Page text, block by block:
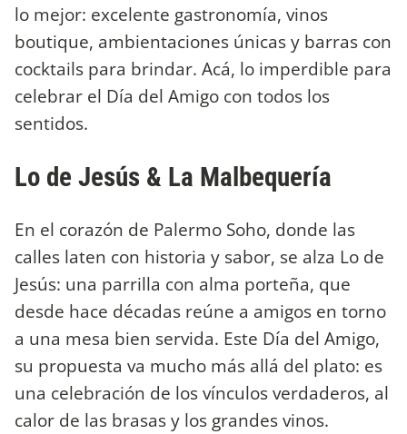
lo mejor: excelente gastronomía, vinos
boutique, ambientaciones únicas y barras con
cocktails para brindar. Acá, lo imperdible para
celebrar el Día del Amigo con todos los
sentidos.
Lo de Jesús & La Malbequería
En el corazón de Palermo Soho, donde las
calles laten con historia y sabor, se alza Lo de
Jesús: una parrilla con alma porteña, que
desde hace décadas reúne a amigos en torno
a una mesa bien servida. Este Día del Amigo,
su propuesta va mucho más allá del plato: es
una celebración de los vínculos verdaderos, al
calor de las brasas y los grandes vinos.